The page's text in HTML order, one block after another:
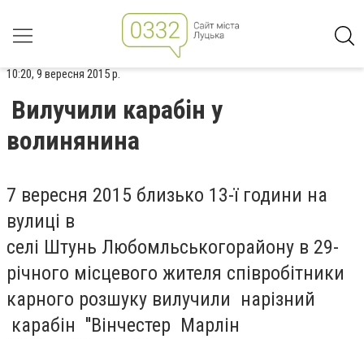
10:20, 9 вересня 2015 р.
Вилучили карабін у
волинянина
7 вересня 2015 близько 13-ї години на
вулиці в
селі Штунь Любомльськогорайону в 29-
річного місцевого жителя співробітники
карного розшуку вилучили нарiзний
карабiн ''Вiнчестер Марлiн